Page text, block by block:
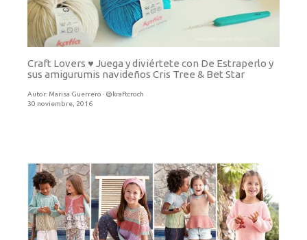
Craft Lovers ♥ Juega y diviértete con De Estraperlo y
sus amigurumis navideños Cris Tree & Bet Star
Autor: Marisa Guerrero · @kraftcroch
30 noviembre, 2016